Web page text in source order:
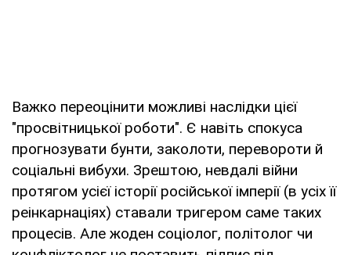
Важко переоцінити можливі наслідки цієї
"просвітницької роботи". Є навіть спокуса
прогнозувати бунти, заколоти, перевороти й
соціальні вибухи. Зрештою, невдалі війни
протягом усієї історії російської імперії (в усіх її
реінкарнаціях) ставали тригером саме таких
процесів. Але жоден соціолог, політолог чи